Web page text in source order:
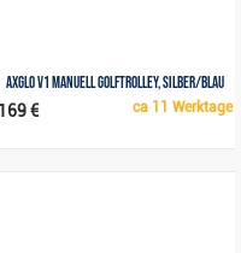
Axglo V1 Manuell Golftrolley, silber/blau
ca 11 Werktage
169 €